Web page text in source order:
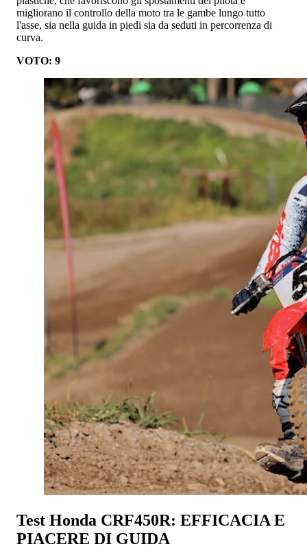
migliorano il controllo della moto tra le gambe lungo tutto
l'asse, sia nella guida in piedi sia da seduti in percorrenza di
curva.
VOTO: 9
Test Honda CRF450R: EFFICACIA E
PIACERE DI GUIDA